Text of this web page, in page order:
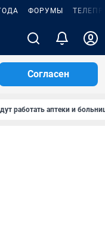
ФОРУМЫ
Согласен
работать аптеки и